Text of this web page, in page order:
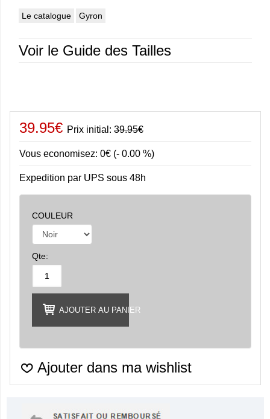
Le catalogue Gyron
Voir le Guide des Tailles
39.95€ Prix initial: 39.95€
Vous economisez: 0€ (- 0.00 %)
Expedition par UPS sous 48h
COULEUR
Qte:
AJOUTER AU PANIER
Ajouter dans ma wishlist